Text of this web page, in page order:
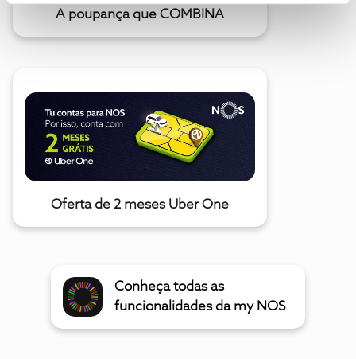
A poupança que COMBINA
Oferta de 2 meses Uber One
Conheça todas as
funcionalidades da my NOS